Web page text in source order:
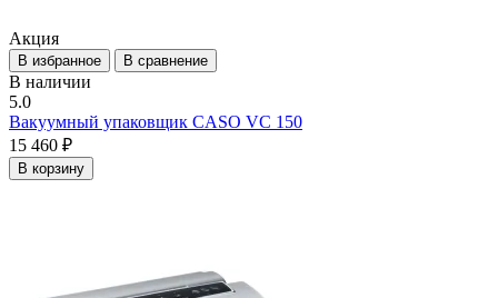
Акция
В избранное В сравнение
В наличии
5.0
Вакуумный упаковщик CASO VC 150
15 460 ₽
В корзину